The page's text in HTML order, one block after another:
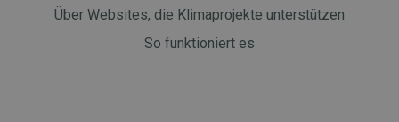
Über Websites, die Klimaprojekte unterstützen
So funktioniert es